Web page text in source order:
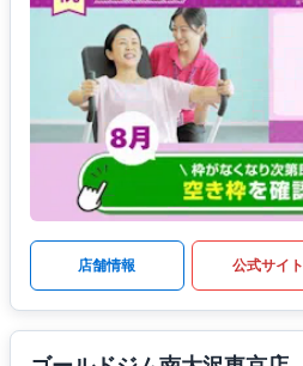
店舗情報 公式サイト